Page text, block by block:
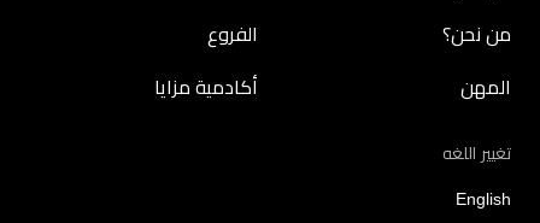
من نحن؟ الفروع
المهن أكادمية مزايا
تغيير اللغه
English